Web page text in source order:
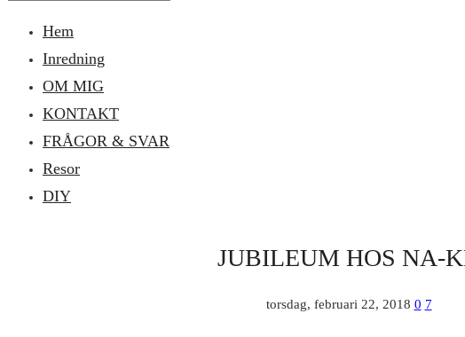
Hem
Inredning
OM MIG
KONTAKT
FRÅGOR & SVAR
Resor
DIY
JUBILEUM HOS NA-
torsdag, februari 22, 2018 0 7